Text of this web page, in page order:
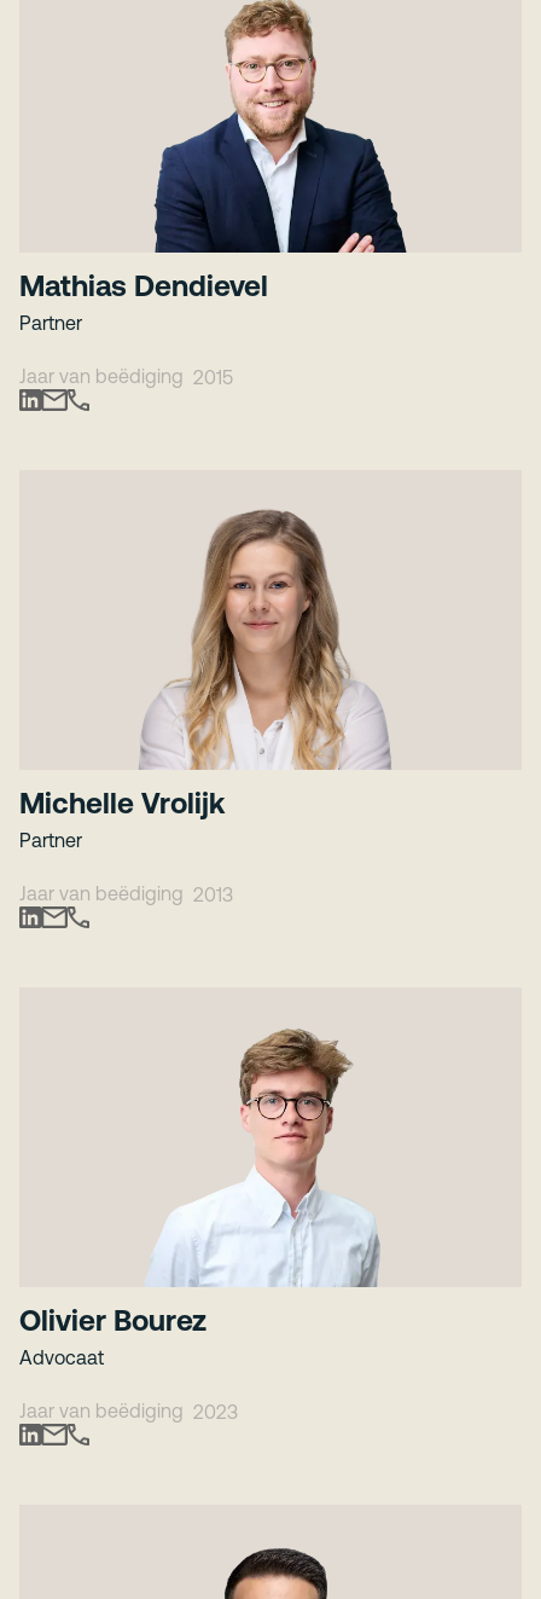
Mathias Dendievel
Partner
Jaar van beëdiging 2015
Michelle Vrolijk
Partner
Jaar van beëdiging 2013
Olivier Bourez
Advocaat
Jaar van beëdiging 2023